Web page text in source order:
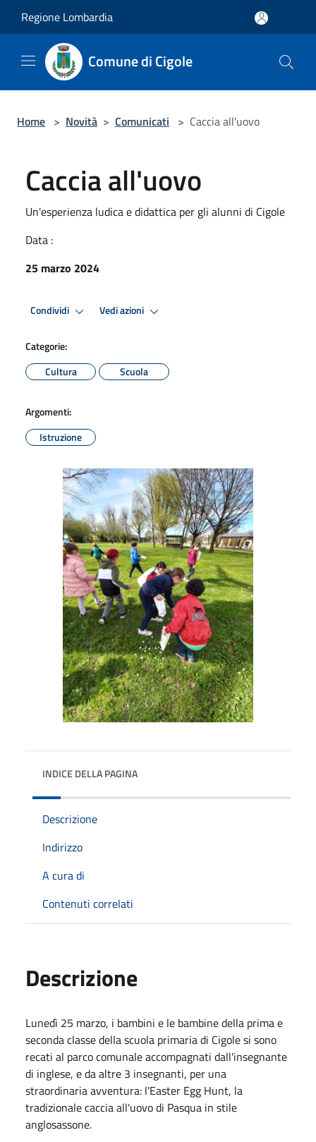
Regione Lombardia
Comune di Cigole
Home > Novità > Comunicati > Caccia all'uovo
Caccia all'uovo
Un'esperienza ludica e didattica per gli alunni di Cigole
Data :
25 marzo 2024
Condividi Vedi azioni
Categorie:
Cultura
Scuola
Argomenti:
Istruzione
INDICE DELLA PAGINA
Descrizione
Indirizzo
A cura di
Contenuti correlati
Descrizione
Lunedì 25 marzo, i bambini e le bambine della prima e
seconda classe della scuola primaria di Cigole si sono
recati al parco comunale accompagnati dall'insegnante
di inglese, e da altre 3 insegnanti, per una
straordinaria avventura: l'Easter Egg Hunt, la
tradizionale caccia all'uovo di Pasqua in stile
anglosassone.